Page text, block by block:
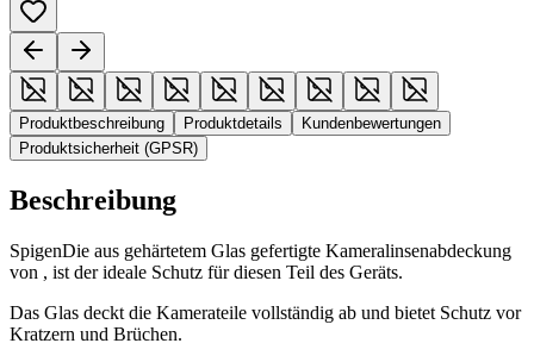
Produktbeschreibung Produktdetails
Kundenbewertungen
Produktsicherheit (GPSR)
Beschreibung
SpigenDie aus gehärtetem Glas gefertigte Kameralinsenabdeckung
von , ist der ideale Schutz für diesen Teil des Geräts.
Das Glas deckt die Kamerateile vollständig ab und bietet Schutz vor
Kratzern und Brüchen.